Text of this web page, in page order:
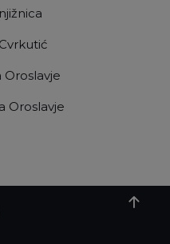
Oroslavje
Oroslavje